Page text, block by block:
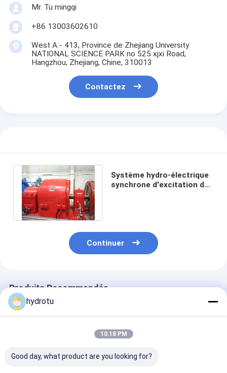
Mr. Tu mingqi
+86 13003602610
West A - 413, Province de Zhejiang University
NATIONAL SCIENCE PARK no 525 xjxi Road,
Hangzhou, Zhejiang, Chine, 310013
Contactez
Système hydro-électrique
synchrone d'excitation de
Continuer
Produits Recommandés
hydrotu
10:18 PM
Good day, what product are you looking for?